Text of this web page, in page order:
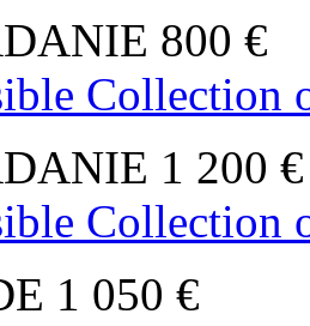
800 €
Collection
1 200 €
Collection
1 050 €